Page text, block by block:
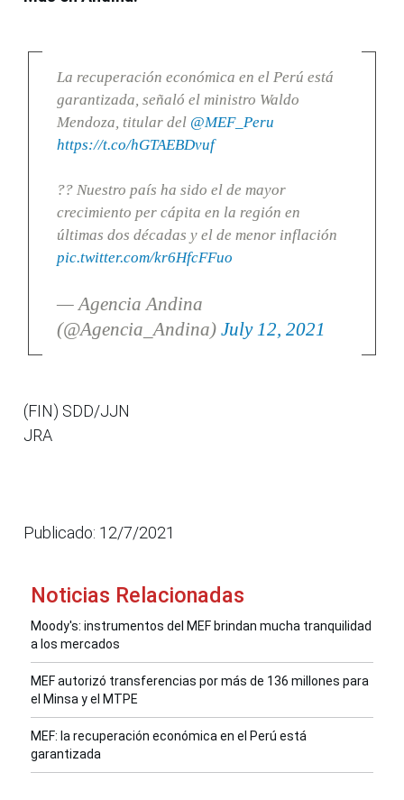
La recuperación económica en el Perú está
garantizada, señaló el ministro Waldo
Mendoza, titular del @MEF_Peru
https://t.co/hGTAEBDvuf
?? Nuestro país ha sido el de mayor
crecimiento per cápita en la región en
últimas dos décadas y el de menor inflación
pic.twitter.com/kr6HfcFFuo
— Agencia Andina
(@Agencia_Andina) July 12, 2021
(FIN) SDD/JJN
JRA
Publicado: 12/7/2021
Noticias Relacionadas
Moody's: instrumentos del MEF brindan mucha tranquilidad
a los mercados
MEF autorizó transferencias por más de 136 millones para
el Minsa y el MTPE
MEF: la recuperación económica en el Perú está
garantizada